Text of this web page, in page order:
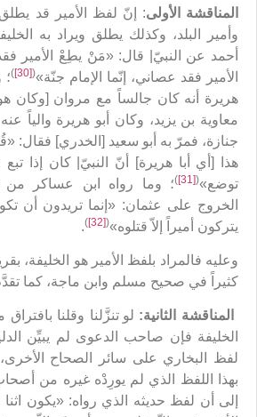
المناقشة الأولى: إنّ لفظ الأمير قد
وأمير البلد، وكذلك يطلق ويراد به
أحمد عن النبيّ| قال: «مَنْ يطِعْ الأمير
الأمير فقد عصاني، إنّما الإمام جنّة»(
[30]
)؛
هريرة أنه كان جالساً مع مروان [وكان هو
معاوية بن يزيد، وكان أبو هريرة والياً
جنازة، فمرّ به أبو سعيد [الخدري] فقال:
هذا [أي أبا هريرة] أنّ النبيّ| كان إذا
توضع»(
[31]
)؛ وما رواه ابن عساكر
الخروج على عثمان: «إنما تريدون أن
يتركون أميراً إلاّ قتلوه»(
[32]
)
.
وعليه فالمراد بلفظ الأمير هو الخليفة،
كثيراً في صحيح مسلم وابن ماجة، كما تقدَّم
المناقشة الثانية: لو تنزَّلنا وقلنا
الخليفة فإن صاحب الدعوى لم يبيِّن
لفظ البخاري على سائر الصحاح الأخرى،
بهذا اللفظ الذي لم يورِدْه غيره من
إلى أن لفظ حديثه الذي رواه: «يكون